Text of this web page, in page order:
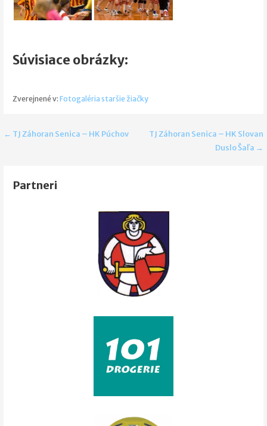
Súvisiace obrázky:
Zverejnené v: Fotogaléria staršie žiačky
Navigácia
článku
← TJ Záhoran Senica – HK Púchov
TJ Záhoran Senica – HK Slovan
Duslo Šaľa →
Partneri